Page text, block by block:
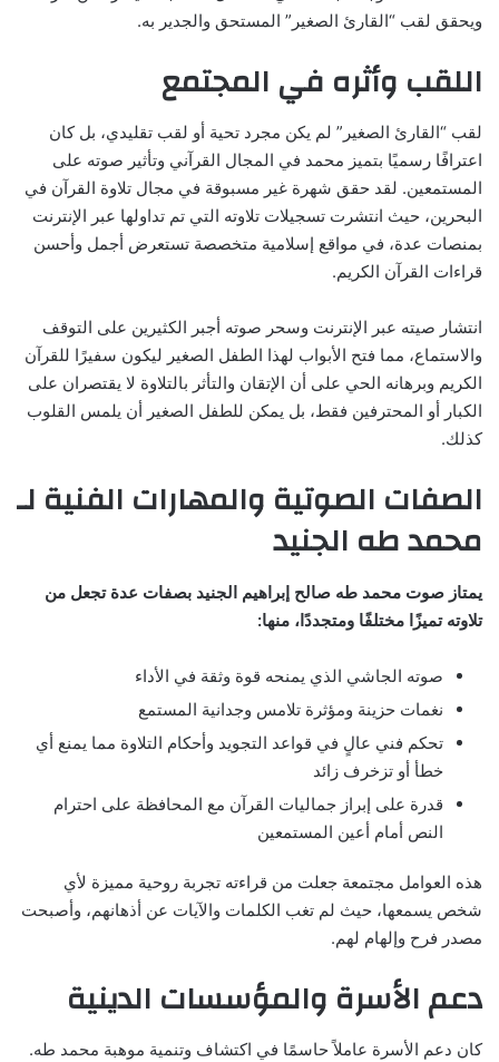
ويحقق لقب “القارئ الصغير” المستحق والجدير به.
اللقب وأثره في المجتمع
لقب “القارئ الصغير” لم يكن مجرد تحية أو لقب تقليدي، بل كان
اعترافًا رسميًا بتميز محمد في المجال القرآني وتأثير صوته على
المستمعين. لقد حقق شهرة غير مسبوقة في مجال تلاوة القرآن في
البحرين، حيث انتشرت تسجيلات تلاوته التي تم تداولها عبر الإنترنت
بمنصات عدة، في مواقع إسلامية متخصصة تستعرض أجمل وأحسن
قراءات القرآن الكريم.
انتشار صيته عبر الإنترنت وسحر صوته أجبر الكثيرين على التوقف
والاستماع، مما فتح الأبواب لهذا الطفل الصغير ليكون سفيرًا للقرآن
الكريم وبرهانه الحي على أن الإتقان والتأثر بالتلاوة لا يقتصران على
الكبار أو المحترفين فقط، بل يمكن للطفل الصغير أن يلمس القلوب
كذلك.
الصفات الصوتية والمهارات الفنية لـ
محمد طه الجنيد
يمتاز صوت محمد طه صالح إبراهيم الجنيد بصفات عدة تجعل من
تلاوته تميزًا مختلفًا ومتجددًا، منها:
صوته الجاشي الذي يمنحه قوة وثقة في الأداء
نغمات حزينة ومؤثرة تلامس وجدانية المستمع
تحكم فني عالٍ في قواعد التجويد وأحكام التلاوة مما يمنع أي
خطأ أو تزخرف زائد
قدرة على إبراز جماليات القرآن مع المحافظة على احترام
النص أمام أعين المستمعين
هذه العوامل مجتمعة جعلت من قراءته تجربة روحية مميزة لأي
شخص يسمعها، حيث لم تغب الكلمات والآيات عن أذهانهم، وأصبحت
مصدر فرح وإلهام لهم.
دعم الأسرة والمؤسسات الدينية
كان دعم الأسرة عاملاً حاسمًا في اكتشاف وتنمية موهبة محمد طه.